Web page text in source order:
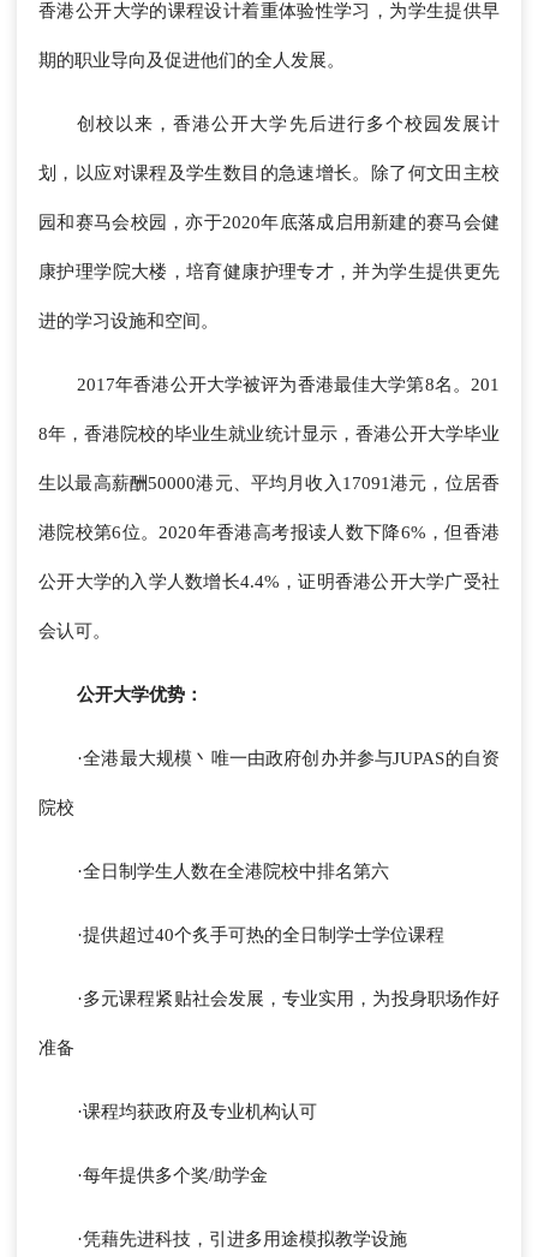
香港公开大学的课程设计着重体验性学习，为学生提供早
期的职业导向及促进他们的全人发展。
创校以来，香港公开大学先后进行多个校园发展计
划，以应对课程及学生数目的急速增长。除了何文田主校
园和赛马会校园，亦于2020年底落成启用新建的赛马会健
康护理学院大楼，培育健康护理专才，并为学生提供更先
进的学习设施和空间。
2017年香港公开大学被评为香港最佳大学第8名。201
8年，香港院校的毕业生就业统计显示，香港公开大学毕业
生以最高薪酬50000港元、平均月收入17091港元，位居香
港院校第6位。2020年香港高考报读人数下降6%，但香港
公开大学的入学人数增长4.4%，证明香港公开大学广受社
会认可。
公开大学优势：
·全港最大规模丶唯一由政府创办并参与JUPAS的自资
院校
·全日制学生人数在全港院校中排名第六
·提供超过40个炙手可热的全日制学士学位课程
·多元课程紧贴社会发展，专业实用，为投身职场作好
准备
·课程均获政府及专业机构认可
·每年提供多个奖/助学金
·凭藉先进科技，引进多用途模拟教学设施